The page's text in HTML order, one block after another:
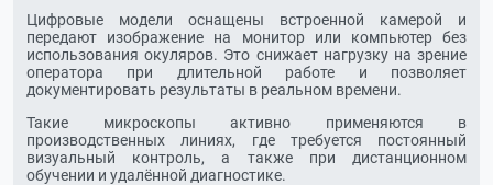
Цифровые модели оснащены встроенной камерой и
передают изображение на монитор или компьютер без
использования окуляров. Это снижает нагрузку на зрение
оператора при длительной работе и позволяет
документировать результаты в реальном времени.
Такие микроскопы активно применяются в
производственных линиях, где требуется постоянный
визуальный контроль, а также при дистанционном
обучении и удалённой диагностике.